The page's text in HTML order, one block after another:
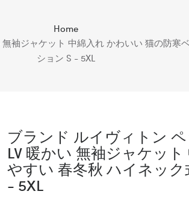
Home
袖ジャケット 中綿入れ かわいい 猫の防
ション S - 5XL
ブランド ルイヴィトン
LV 暖かい 無袖ジャケッ
やすい 春冬秋 ハイネッ
- 5XL